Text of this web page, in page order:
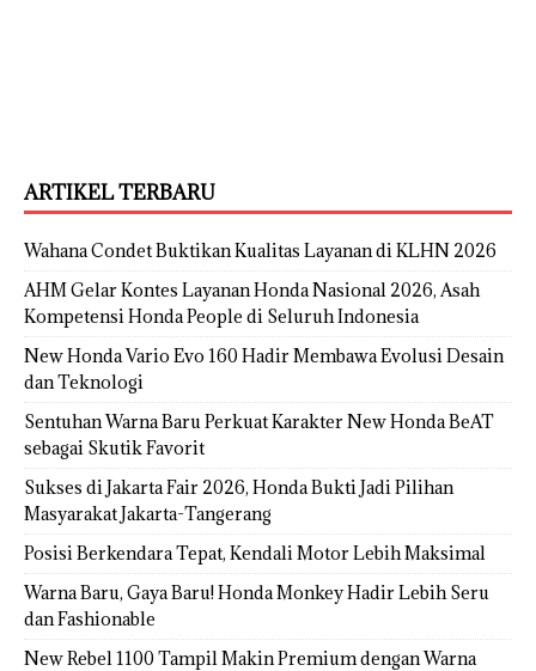
ARTIKEL TERBARU
Wahana Condet Buktikan Kualitas Layanan di KLHN 2026
AHM Gelar Kontes Layanan Honda Nasional 2026, Asah
Kompetensi Honda People di Seluruh Indonesia
New Honda Vario Evo 160 Hadir Membawa Evolusi Desain
dan Teknologi
Sentuhan Warna Baru Perkuat Karakter New Honda BeAT
sebagai Skutik Favorit
Sukses di Jakarta Fair 2026, Honda Bukti Jadi Pilihan
Masyarakat Jakarta-Tangerang
Posisi Berkendara Tepat, Kendali Motor Lebih Maksimal
Warna Baru, Gaya Baru! Honda Monkey Hadir Lebih Seru
dan Fashionable
New Rebel 1100 Tampil Makin Premium dengan Warna